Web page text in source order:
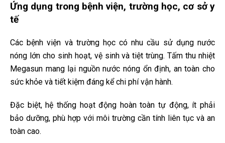
Ứng dụng trong bệnh viện, trường học, cơ sở y
tế
Các bệnh viện và trường học có nhu cầu sử dụng nước
nóng lớn cho sinh hoạt, vệ sinh và tiệt trùng. Tấm thu nhiệt
Megasun mang lại nguồn nước nóng ổn định, an toàn cho
sức khỏe và tiết kiệm đáng kể chi phí vận hành.
Đặc biệt, hệ thống hoạt động hoàn toàn tự động, ít phải
bảo dưỡng, phù hợp với môi trường cần tính liên tục và an
toàn cao.